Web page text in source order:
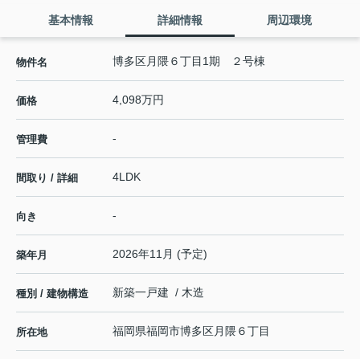
基本情報 詳細情報 周辺環境
物件名 博多区月隈６丁目1期 ２号棟
価格 4,098万円
管理費 -
間取り / 詳細 4LDK
向き -
築年月 2026年11月 (予定)
種別 / 建物構造 新築一戸建 / 木造
所在地 福岡県福岡市博多区月隈６丁目